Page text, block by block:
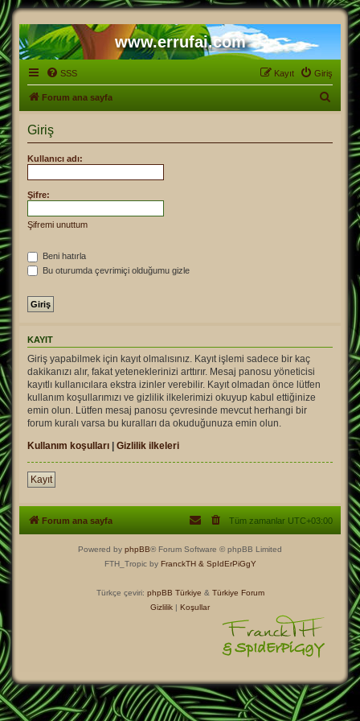
www.errufai.com
SSS Giriş
Kayıt
Forum ana sayfa
Giriş
Kullanıcı adı:
Şifre:
Şifremi unuttum
Beni hatırla
Bu oturumda çevrimiçi olduğumu gizle
KAYIT
Giriş yapabilmek için kayıt olmalısınız. Kayıt işlemi sadece bir kaç
dakikanızı alır, fakat yeteneklerinizi arttırır. Mesaj panosu yöneticisi
kayıtlı kullanıcılara ekstra izinler verebilir. Kayıt olmadan önce lütfen
kullanım koşullarımızı ve gizlilik ilkelerimizi okuyup kabul ettiğinize
emin olun. Lütfen mesaj panosu çevresinde mevcut herhangi bir
forum kuralı varsa bu kuralları da okuduğunuza emin olun.
Kullanım koşulları | Gizlilik ilkeleri
Kayıt
Forum ana sayfa Tüm zamanlar UTC+03:00
Powered by phpBB® Forum Software © phpBB Limited
FTH_Tropic by FranckTH & SpIdErPiGgY
Türkçe çeviri: phpBB Türkiye & Türkiye Forum
Gizlilik | Koşullar